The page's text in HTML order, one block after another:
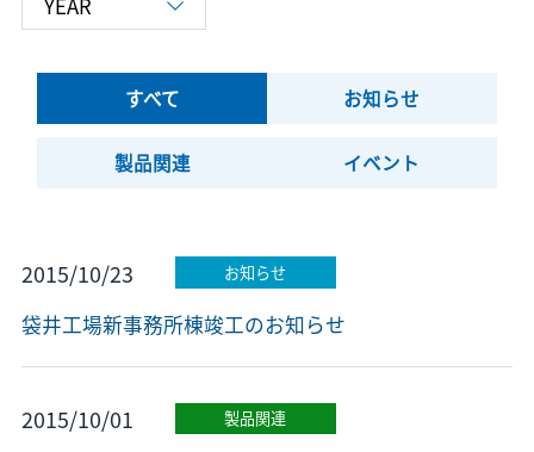
すべて お知らせ
製品関連 イベント
2015/10/23 お知らせ
袋井工場新事務所棟竣工のお知らせ
2015/10/01 製品関連